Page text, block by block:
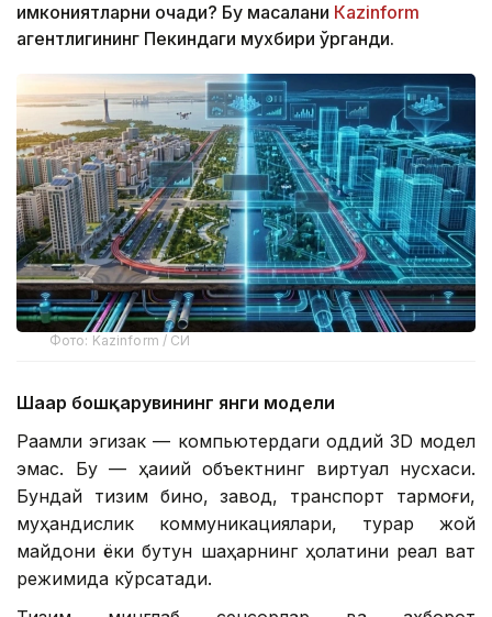
имкониятларни очади? Бу масалани Кazinform
агентлигининг Пекиндаги мухбири ўрганди.
Фото: Kazinform / СИ
Шаҳар бошқарувининг янги модели
Рақамли эгизак — компьютердаги оддий 3D модел
эмас. Бу — ҳақиқий объектнинг виртуал нусхаси.
Бундай тизим бино, завод, транспорт тармоғи,
муҳандислик коммуникациялари, турар жой
майдони ёки бутун шаҳарнинг ҳолатини реал вақт
режимида кўрсатади.